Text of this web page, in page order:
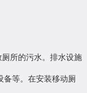
所的污水。排水设施
备等。在安装移动厕